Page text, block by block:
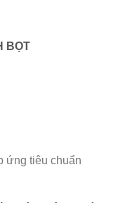
BỌT
ứng tiêu chuẩn